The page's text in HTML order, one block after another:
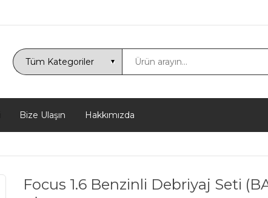
Bize Ulaşın Hakkımızda
Focus 1.6 Benzinli Debriyaj Seti